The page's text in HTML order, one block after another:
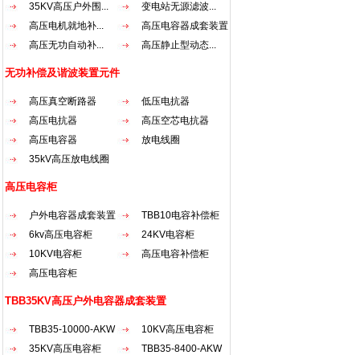
35KV高压户外围...
变电站无源滤波...
高压电机就地补...
高压电容器成套装置
高压无功自动补...
高压静止型动态...
无功补偿及谐波装置元件
高压真空断路器
低压电抗器
高压电抗器
高压空芯电抗器
高压电容器
放电线圈
35kV高压放电线圈
高压电容柜
户外电容器成套装置
TBB10电容补偿柜
6kv高压电容柜
24KV电容柜
10KV电容柜
高压电容补偿柜
高压电容柜
TBB35KV高压户外电容器成套装置
TBB35-10000-AKW
10KV高压电容柜
35KV高压电容柜
TBB35-8400-AKW